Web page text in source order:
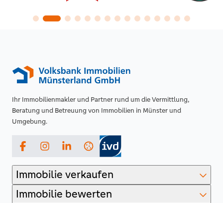
Ihr Immobilienmakler und Partner rund um die Vermittlung,
Beratung und Betreuung von Immobilien in Münster und
Umgebung.
FacebookInstagramLinkedIn
Immobilie verkaufen
Immobilie bewerten